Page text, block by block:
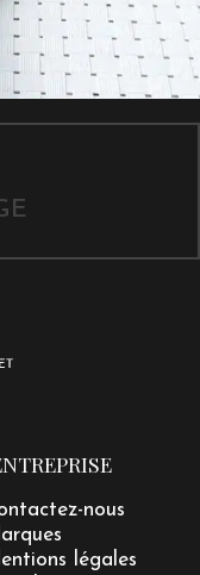
nous
légales